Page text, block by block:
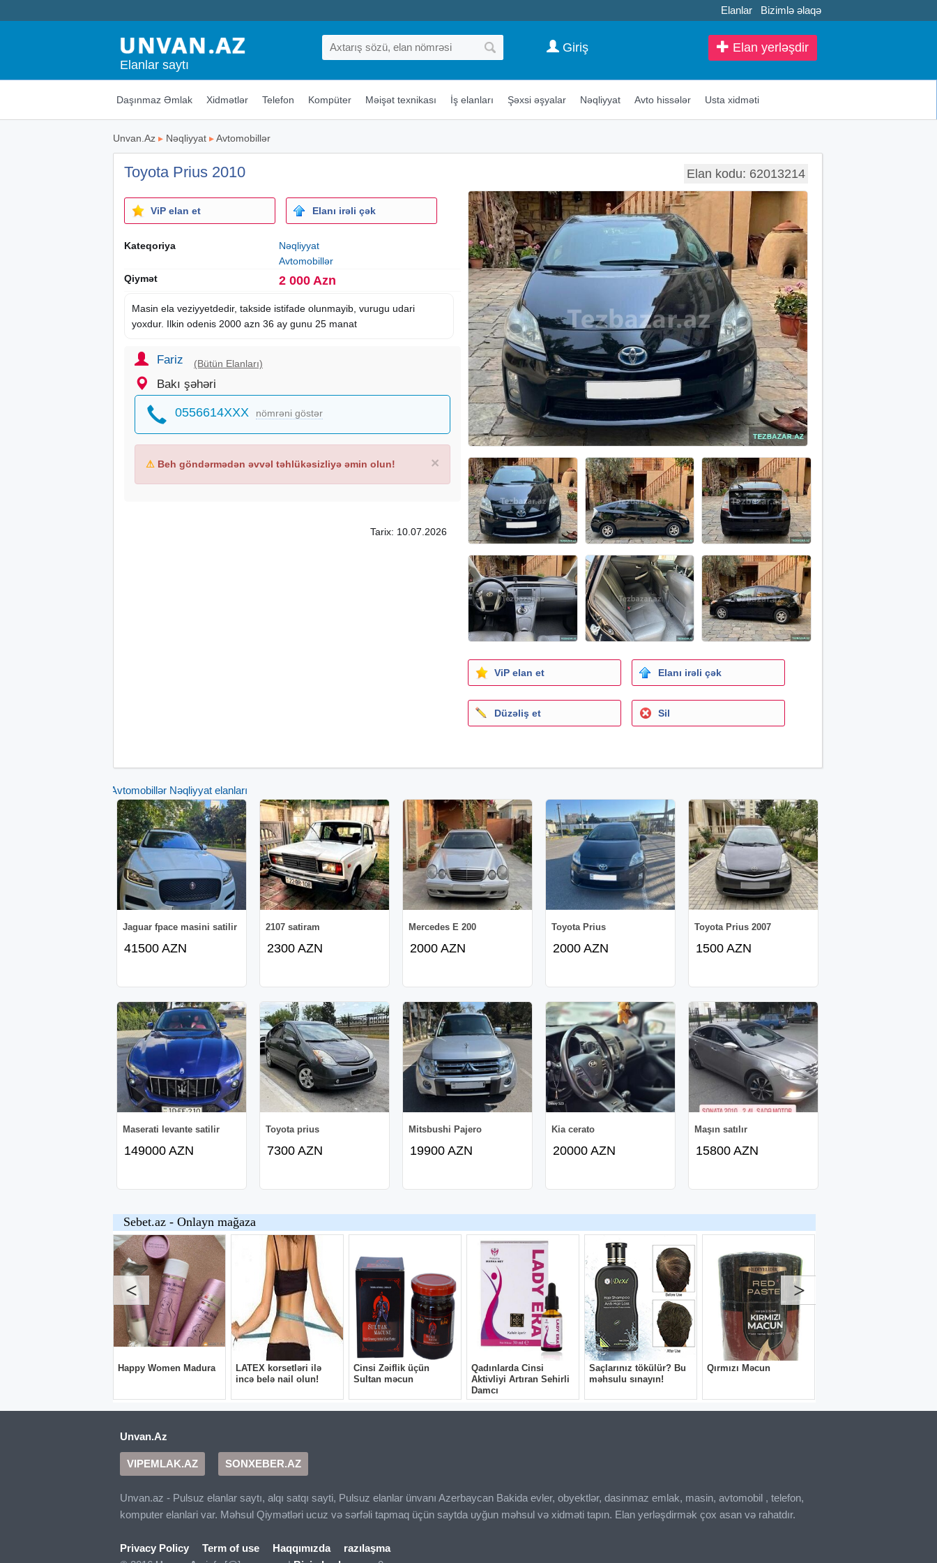
Elanlar Bizimlə əlaqə
Elanlar saytı
Elan yerləşdir
Giriş
Daşınmaz Əmlak Xidmətlər Telefon Kompüter Məişət texnikası İş elanları Şəxsi əşyalar Nəqliyyat Avto hissələr Usta xidməti
Unvan.Az ▸ Nəqliyyat ▸Avtomobillər
Toyota Prius 2010 Elan kodu: 62013214
ViP elan et Elanı irəli çək
Kateqoriya
Nəqliyyat
Avtomobillər
Qiymət
2 000 Azn
Masin ela veziyyetdedir, takside istifade olunmayib, vurugu udari
yoxdur. Ilkin odenis 2000 azn 36 ay gunu 25 manat
Fariz (Bütün Elanları)
Bakı şəhəri
0556614XXX nömrəni göstər
×
⚠ Beh göndərmədən əvvəl təhlükəsizliyə əmin olun!
Tarix: 10.07.2026
ViP elan et Elanı irəli çək
Düzəliş et Sil
Avtomobillər Nəqliyyat elanları
Jaguar fpace masini satilir
41500 AZN
2107 satiram
2300 AZN
Mercedes E 200
2000 AZN
Toyota Prius
2000 AZN
Toyota Prius 2007
1500 AZN
Maserati levante satilir
149000 AZN
Toyota prius
7300 AZN
Mitsbushi Pajero
19900 AZN
Kia cerato
20000 AZN
Maşın satılır
15800 AZN
Unvan.Az
VIPEMLAK.AZ SONXEBER.AZ
Unvan.az - Pulsuz elanlar saytı, alqı satqı sayti, Pulsuz elanlar ünvanı Azerbaycan Bakida evler, obyektlər, dasinmaz emlak, masin, avtomobil , telefon,
komputer elanlari var. Məhsul Qiymətləri ucuz və sərfəli tapmaq üçün saytda uyğun məhsul və xidməti tapın. Elan yerləşdirmək çox asan və rahatdır.
Privacy Policy Term of use Haqqımızda
razılaşma